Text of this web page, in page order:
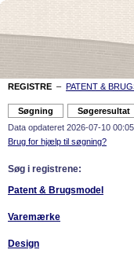
REGISTRE – PATENT &
Data opdateret 2026-07-10
Brug for hjælp til søgning?
Søg i registrene:
Patent & Brugsmodel
Varemærke
Design